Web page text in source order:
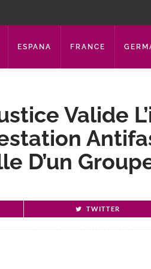
ESPANA FRANCE
Valide
D’un
TWITTER